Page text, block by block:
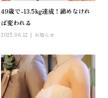
49歳で-13.5kg達成！諦めなけれ
ば変われる
2025.06.12 お知らせ